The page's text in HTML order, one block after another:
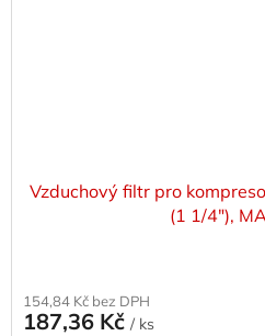
Vzduchový filtr pro
(1 1/4"),
154,84 Kč bez DPH
187,36 Kč / ks